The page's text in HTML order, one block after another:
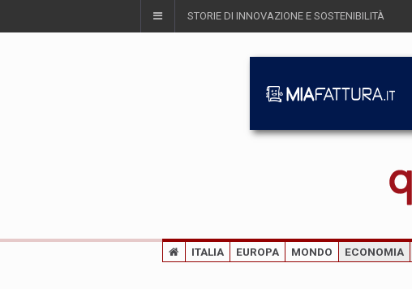
STORIE DI INNOVAZIONE E SOSTENIBILITÀ
ITALIA EUROPA MONDO ECONOMIA